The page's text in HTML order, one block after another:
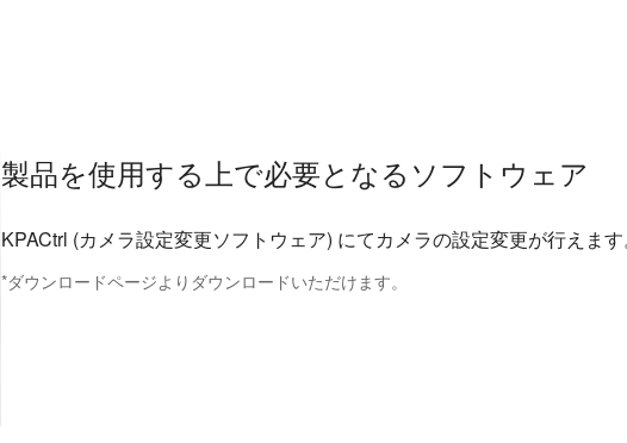
製品を使用する上で必要となるソフトウェア
KPACtrl (カメラ設定変更ソフトウェア) にてカメラの設定変更が行えま
*ダウンロードページよりダウンロードいただけます。